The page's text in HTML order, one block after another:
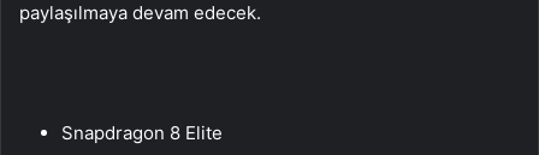
paylaşılmaya devam edecek.
Snapdragon 8 Elite